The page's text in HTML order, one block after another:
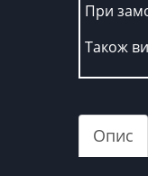
При
Також
Опис